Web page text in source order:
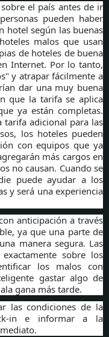
el país antes de ir
pueden haber
hotel según las buenas
malos que usan
de hoteles de buena
Internet. Por lo tanto,
y atrapar fácilmente a
dar una muy buena
que la tarifa se aplica
ya están completas.
tarifa adicional para las
los hoteles pueden
con equipos que ya
más cargos en
no causan. Cuando se
puede ayudar a los
y será una experiencia
anticipación a través
ya que una parte de
manera segura. Las
sobre los
los malos con
gastar algo de
gana más tarde.
las condiciones de la
in e informar a la